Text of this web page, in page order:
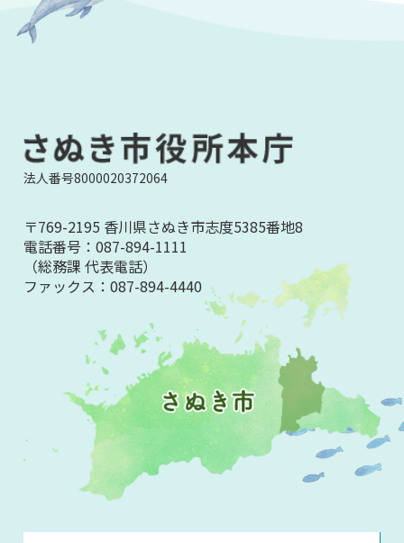
法人番号8000020372064
〒769-2195 香川県さぬき市志度5385番地8
電話番号：087-894-1111
（総務課 代表電話）
ファックス：087-894-4440